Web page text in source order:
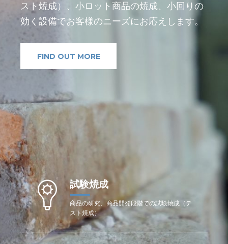
スト焼成）、小ロット商品の焼成、小回りの
効く設備でお客様のニーズにお応えします。
FIND OUT MORE
試験焼成
商品の研究、商品開発段階での試験焼成（テ
スト焼成）